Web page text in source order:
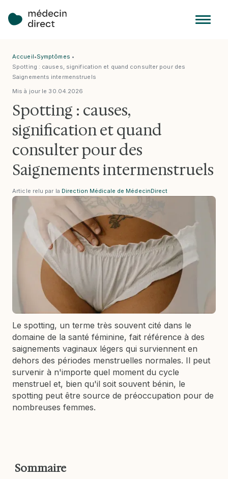
Accueil•Symptômes •
Spotting : causes, signification et quand consulter pour des
Saignements intermenstruels
Spotting : causes,
signification et quand
consulter pour des
Saignements intermenstruels
Mis à jour le 30.04.2026
Article relu par la Direction Médicale de MédecinDirect
Le spotting, un terme très souvent cité dans le
domaine de la santé féminine, fait référence à des
saignements vaginaux légers qui surviennent en
dehors des périodes menstruelles normales. Il peut
survenir à n'importe quel moment du cycle
menstruel et, bien qu'il soit souvent bénin, le
spotting peut être source de préoccupation pour de
nombreuses femmes.
Sommaire